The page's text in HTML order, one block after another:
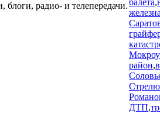
балета,
район,
ДТП,
радио- и телепередачи.